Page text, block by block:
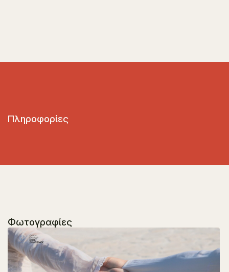
Πληροφορίες
Φωτογραφίες